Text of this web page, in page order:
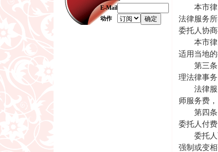
E-Mail
动作
本市律师
法律服务
委托人协
本市律师
适用当地
第三条
理法律事
法律服务
师服务费
第四条
委托人付
委托人可
强制或变